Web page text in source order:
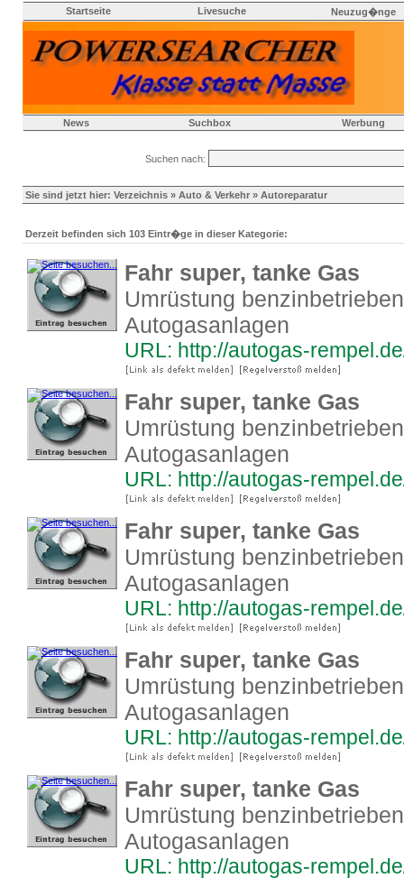
Startseite Livesuche Neuzug�nge
News Suchbox Werbung
Suchen nach:
Sie sind jetzt hier: Verzeichnis » Auto & Verkehr » Autoreparatur
Derzeit befinden sich 103 Eintr�ge in dieser Kategorie:
Fahr super, tanke Gas
Umrüstung
Autogasanlagen
URL: http://autogas-
Fahr super, tanke Gas
Umrüstung
Autogasanlagen
URL: http://autogas-
Fahr super, tanke Gas
Umrüstung
Autogasanlagen
URL: http://autogas-
Fahr super, tanke Gas
Umrüstung
Autogasanlagen
URL: http://autogas-
Fahr super, tanke Gas
Umrüstung
Autogasanlagen
URL: http://autogas-